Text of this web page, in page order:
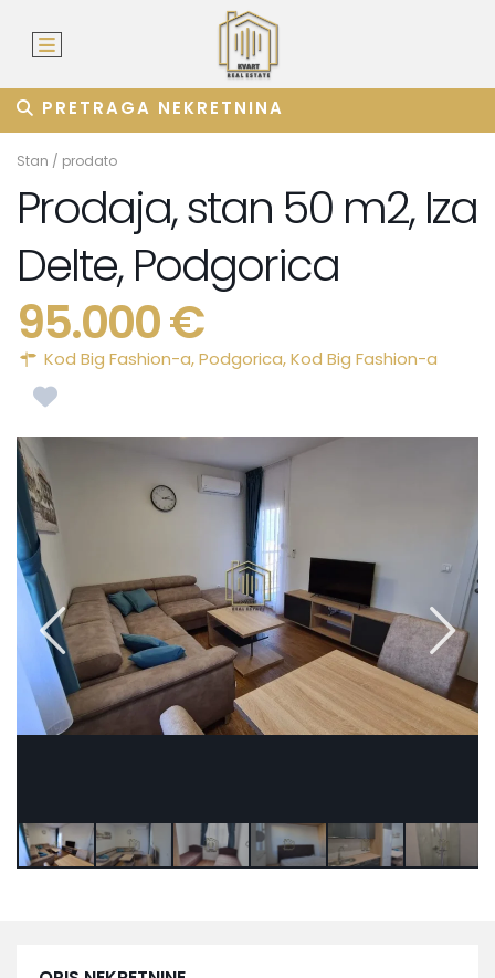
PRETRAGA NEKRETNINA
Stan / prodato
Prodaja, stan 50 m2, Iza
Delte, Podgorica
95.000 €
Kod Big Fashion-a,Podgorica,Kod Big Fashion-a